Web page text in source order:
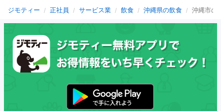
ジモティー 正社員 サービス業 飲食 沖縄県の飲食 沖縄市の